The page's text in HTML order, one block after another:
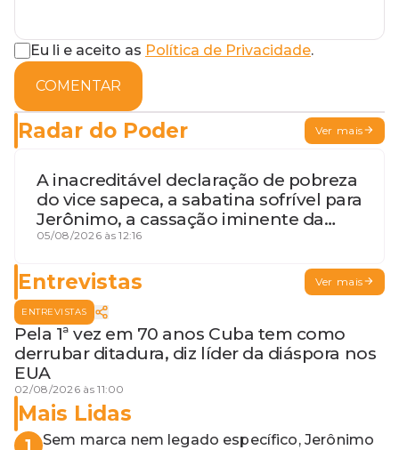
Eu li e aceito as Política de Privacidade.
COMENTAR
Radar do Poder Ver mais
A inacreditável declaração de pobreza
do vice sapeca, a sabatina sofrível para
Jerônimo, a cassação iminente da
desembargadora e a vaga do Quinto
05/08/2026 às 12:16
Entrevistas Ver mais
ENTREVISTAS
Pela 1ª vez em 70 anos Cuba tem como
derrubar ditadura, diz líder da diáspora nos
EUA
02/08/2026 às 11:00
Mais Lidas
Sem marca nem legado específico, Jerônimo